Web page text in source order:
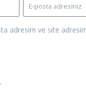
adresim ve site